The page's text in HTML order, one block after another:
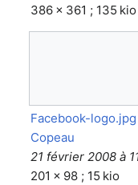
386 × 361 ; 135 kio
Facebook-logo.jpg
Copeau
21 février 2008 à
201 × 98 ; 15 kio